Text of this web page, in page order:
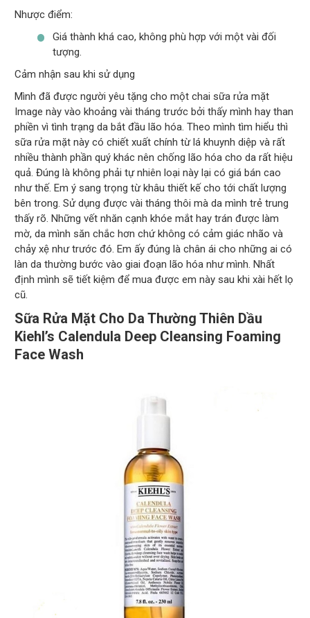
Nhược điểm:
Giá thành khá cao, không phù hợp với một vài đối
tượng.
Cảm nhận sau khi sử dụng
Mình đã được người yêu tặng cho một chai sữa rửa mặt
Image này vào khoảng vài tháng trước bởi thấy mình hay than
phiền vì tình trạng da bắt đầu lão hóa. Theo mình tìm hiểu thì
sữa rửa mặt này có chiết xuất chính từ lá khuynh diệp và rất
nhiều thành phần quý khác nên chống lão hóa cho da rất hiệu
quả. Đúng là không phải tự nhiên loại này lại có giá bán cao
như thế. Em ý sang trọng từ khâu thiết kế cho tới chất lượng
bên trong. Sử dụng được vài tháng thôi mà da mình trẻ trung
thấy rõ. Những vết nhăn cạnh khóe mắt hay trán được làm
mờ, da mình săn chắc hơn chứ không có cảm giác nhão và
chảy xệ như trước đó. Em ấy đúng là chân ái cho những ai có
làn da thường bước vào giai đoạn lão hóa như mình. Nhất
định mình sẽ tiết kiệm để mua được em này sau khi xài hết lọ
cũ.
Sữa Rửa Mặt Cho Da Thường Thiên Dầu
Kiehl’s Calendula Deep Cleansing Foaming
Face Wash